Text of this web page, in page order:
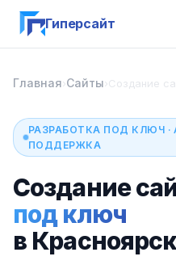
Гиперсайт
Главная›Сайты›Создание
РАЗРАБОТКА ПОД КЛЮЧ ·
ПОДДЕРЖКА
Создание
под ключ
в